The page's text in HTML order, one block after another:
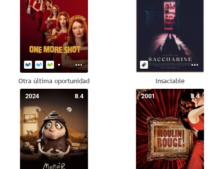
Otra última oportunidad Insaciable
8.4
2024 8.4
2001